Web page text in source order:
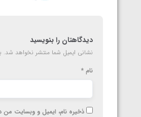
دیدگاهتان را بنویسید
نشانی ایمیل شما منتشر نخواهد شد.
نام *
ذخیره نام، ایمیل و وبسایت من